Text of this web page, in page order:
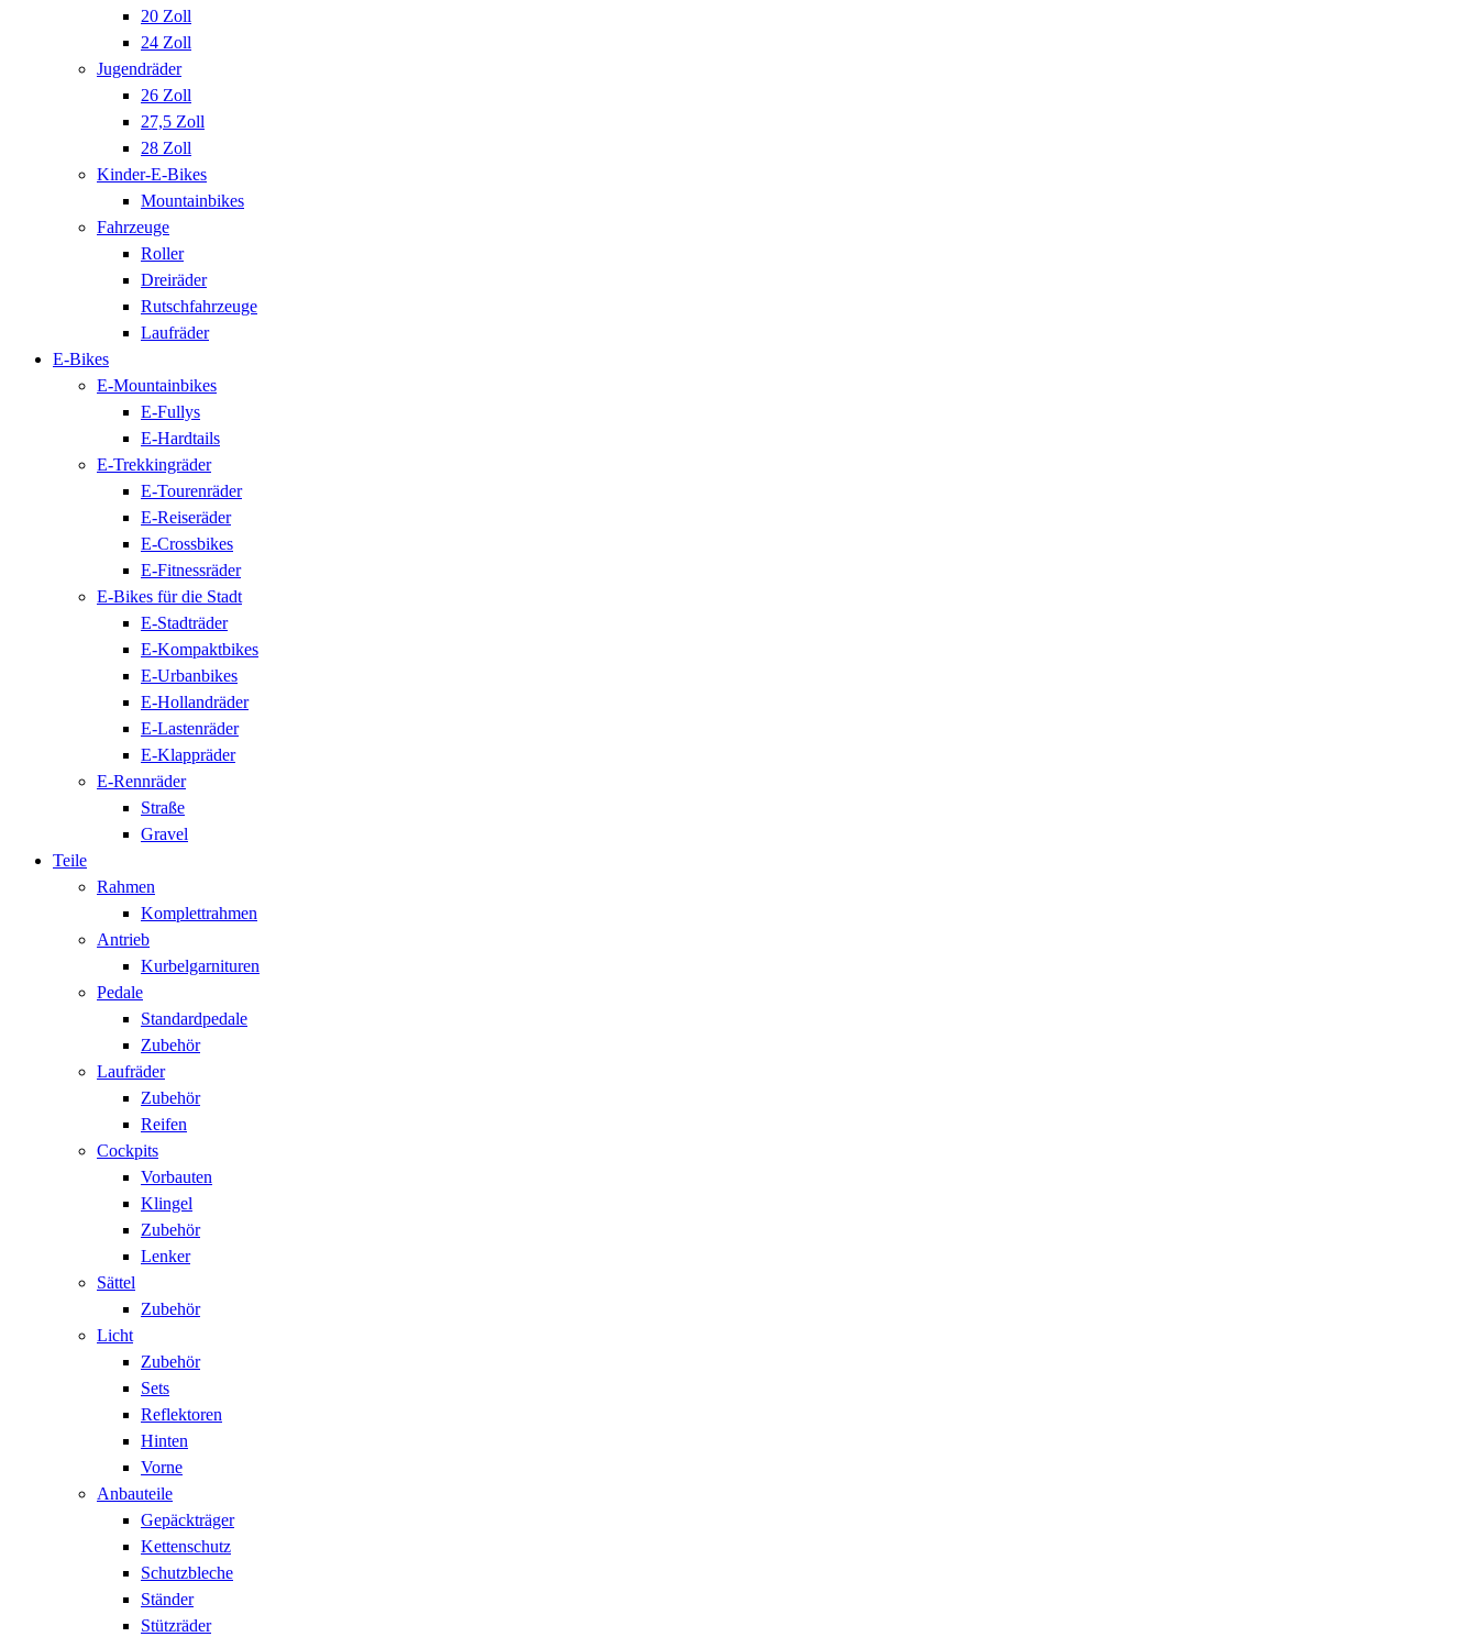
20 Zoll
24 Zoll
Jugendräder
26 Zoll
27,5 Zoll
28 Zoll
Kinder-E-Bikes
Mountainbikes
Fahrzeuge
Roller
Dreiräder
Rutschfahrzeuge
Laufräder
E-Bikes
E-Mountainbikes
E-Fullys
E-Hardtails
E-Trekkingräder
E-Tourenräder
E-Reiseräder
E-Crossbikes
E-Fitnessräder
E-Bikes für die Stadt
E-Stadträder
E-Kompaktbikes
E-Urbanbikes
E-Hollandräder
E-Lastenräder
E-Klappräder
E-Rennräder
Straße
Gravel
Teile
Rahmen
Komplettrahmen
Antrieb
Kurbelgarnituren
Pedale
Standardpedale
Zubehör
Laufräder
Zubehör
Reifen
Cockpits
Vorbauten
Klingel
Zubehör
Lenker
Sättel
Zubehör
Licht
Zubehör
Sets
Reflektoren
Hinten
Vorne
Anbauteile
Gepäckträger
Kettenschutz
Schutzbleche
Ständer
Stützräder